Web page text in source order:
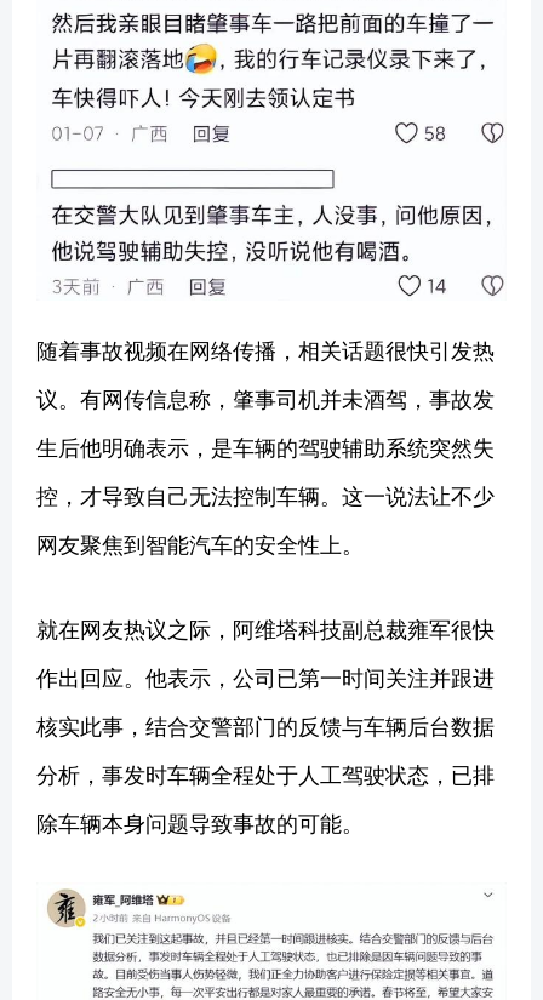
随着事故视频在网络传播，相关话题很快引发热
议。有网传信息称，肇事司机并未酒驾，事故发
生后他明确表示，是车辆的驾驶辅助系统突然失
控，才导致自己无法控制车辆。这一说法让不少
网友聚焦到智能汽车的安全性上。
就在网友热议之际，阿维塔科技副总裁雍军很快
作出回应。他表示，公司已第一时间关注并跟进
核实此事，结合交警部门的反馈与车辆后台数据
分析，事发时车辆全程处于人工驾驶状态，已排
除车辆本身问题导致事故的可能。